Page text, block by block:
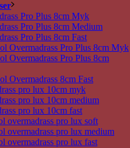
Pro Plus 8cm Myk
Pro Plus 8cm Medium
Pro Plus 8cm Fast
Overmadrass Pro Plus 8cm Myk
Overmadrass Pro Plus 8cm
Overmadrass 8cm Fast
pro lux 10cm myk
pro lux 10cm medium
pro lux 10cm fast
overmadrass pro lux soft
overmadrass pro lux medium
overmadrass pro lux fast